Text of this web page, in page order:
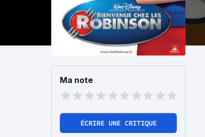
Ma note
ÉCRIRE UNE CRITIQUE